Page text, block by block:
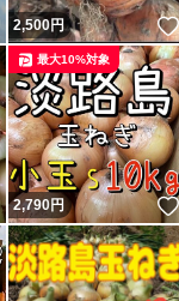
いいね！
2,500円
いいね！
2,790円
最大10%対象